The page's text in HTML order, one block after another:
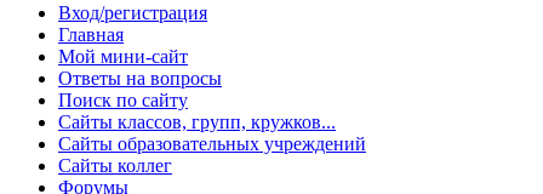
Вход/регистрация
Главная
Мой мини-сайт
Ответы на вопросы
Поиск по сайту
Сайты классов, групп, кружков...
Сайты образовательных учреждений
Сайты коллег
Форумы